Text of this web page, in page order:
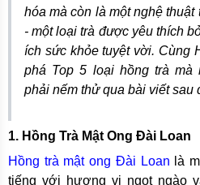
hóa mà còn là một nghệ
- một loại trà được yêu thích
ích sức khỏe tuyệt vời. Cùng
phá Top 5 loại hồng trà mà
phải nếm thử qua bài viết sau
1. Hồng Trà Mật Ong Đài Loan
Hồng trà mật ong Đài Loan là
tiếng với hương vị ngọt ngào